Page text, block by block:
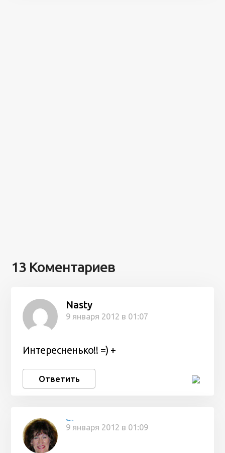
13 Коментариев
Nasty
9 января 2012 в 01:07
Интересненько!! =) +
Ответить
Ольга
9 января 2012 в 01:09